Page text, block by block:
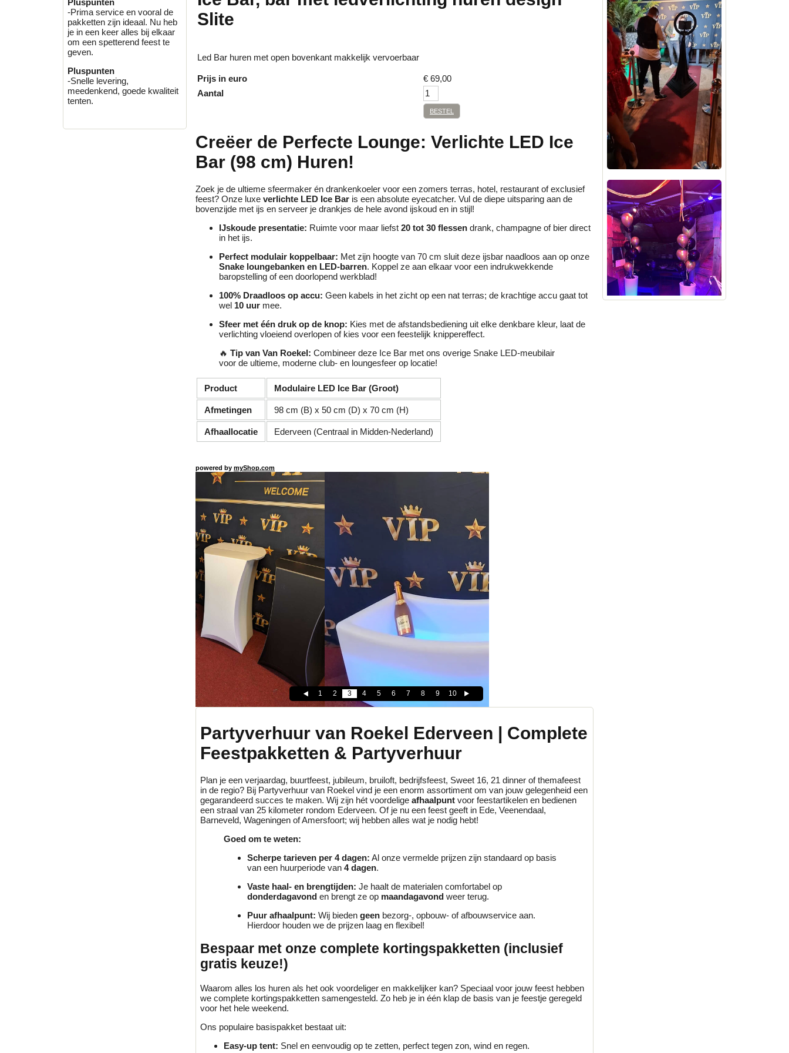
Pluspunten
-Prima service en vooral de
pakketten zijn ideaal. Nu heb
je in een keer alles bij elkaar
om een spetterend feest te
geven.
Pluspunten
-Snelle levering,
meedenkend, goede kwaliteit
tenten.
Slite
Led Bar huren met open bovenkant makkelijk vervoerbaar
Prijs in euro € 69,00
Aantal
BESTEL
Creëer de Perfecte Lounge: Verlichte LED Ice
Bar (98 cm) Huren!
Zoek je de ultieme sfeermaker én drankenkoeler voor een zomers terras, hotel, restaurant of exclusief
feest? Onze luxe verlichte LED Ice Bar is een absolute eyecatcher. Vul de diepe uitsparing aan de
bovenzijde met ijs en serveer je drankjes de hele avond ijskoud en in stijl!
IJskoude presentatie: Ruimte voor maar liefst 20 tot 30 flessen drank, champagne of bier direct
in het ijs.
Perfect modulair koppelbaar: Met zijn hoogte van 70 cm sluit deze ijsbar naadloos aan op onze
Snake loungebanken en LED-barren. Koppel ze aan elkaar voor een indrukwekkende
baropstelling of een doorlopend werkblad!
100% Draadloos op accu: Geen kabels in het zicht op een nat terras; de krachtige accu gaat tot
wel 10 uur mee.
Sfeer met één druk op de knop: Kies met de afstandsbediening uit elke denkbare kleur, laat de
verlichting vloeiend overlopen of kies voor een feestelijk knippereffect.
🔥 Tip van Van Roekel: Combineer deze Ice Bar met ons overige Snake LED-meubilair
voor de ultieme, moderne club- en loungesfeer op locatie!
Product Modulaire LED Ice Bar (Groot)
Afmetingen 98 cm (B) x 50 cm (D) x 70 cm (H)
Afhaallocatie Ederveen (Centraal in Midden-Nederland)
powered by myShop.com
1 2 3 4 5 6 7 8 9 10
Partyverhuur van Roekel Ederveen | Complete
Feestpakketten & Partyverhuur
Plan je een verjaardag, buurtfeest, jubileum, bruiloft, bedrijfsfeest, Sweet 16, 21 dinner of themafeest
in de regio? Bij Partyverhuur van Roekel vind je een enorm assortiment om van jouw gelegenheid een
gegarandeerd succes te maken. Wij zijn hét voordelige afhaalpunt voor feestartikelen en bedienen
een straal van 25 kilometer rondom Ederveen. Of je nu een feest geeft in Ede, Veenendaal,
Barneveld, Wageningen of Amersfoort; wij hebben alles wat je nodig hebt!
Goed om te weten:
Scherpe tarieven per 4 dagen: Al onze vermelde prijzen zijn standaard op basis
van een huurperiode van 4 dagen.
Vaste haal- en brengtijden: Je haalt de materialen comfortabel op
donderdagavond en brengt ze op maandagavond weer terug.
Puur afhaalpunt: Wij bieden geen bezorg-, opbouw- of afbouwservice aan.
Hierdoor houden we de prijzen laag en flexibel!
Bespaar met onze complete kortingspakketten (inclusief
gratis keuze!)
Waarom alles los huren als het ook voordeliger en makkelijker kan? Speciaal voor jouw feest hebben
we complete kortingspakketten samengesteld. Zo heb je in één klap de basis van je feestje geregeld
voor het hele weekend.
Ons populaire basispakket bestaat uit:
Easy-up tent: Snel en eenvoudig op te zetten, perfect tegen zon, wind en regen.